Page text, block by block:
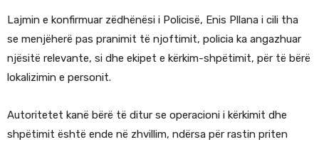
Lajmin e konfirmuar zëdhënësi i Policisë, Enis Pllana i cili tha
se menjëherë pas pranimit të njoftimit, policia ka angazhuar
njësitë relevante, si dhe ekipet e kërkim-shpëtimit, për të bërë
lokalizimin e personit.
Autoritetet kanë bërë të ditur se operacioni i kërkimit dhe
shpëtimit është ende në zhvillim, ndërsa për rastin priten